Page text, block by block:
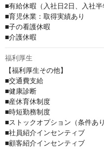
■有給休暇（入社日2日、入社半
■育児休業：取得実績あり
■子の看護休暇
■介護休暇
福利厚生
【福利厚生その他】
■交通費支給
■健康診断
■産休育休制度
■時短勤務制度
■ストックオプション（条件あり
■社員紹介インセンティブ
■顧客紹介インセンティブ